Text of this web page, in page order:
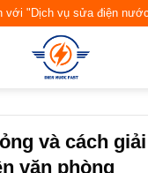
với "Dịch vụ sửa điện
và cách
văn phòng